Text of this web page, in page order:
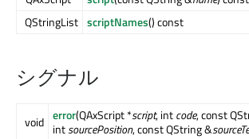
QStringList scriptNames() const
シグナル
void error(QAxScript *script, intcode, const
intsourcePosition, const QString &